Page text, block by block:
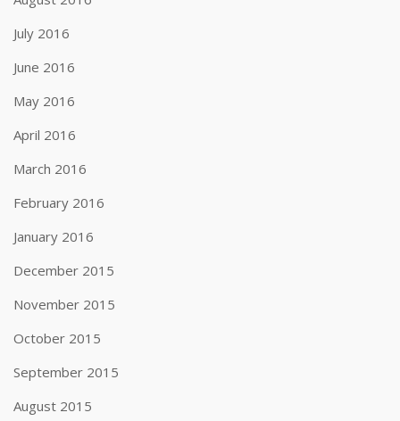
July 2016
June 2016
May 2016
April 2016
March 2016
February 2016
January 2016
December 2015
November 2015
October 2015
September 2015
August 2015